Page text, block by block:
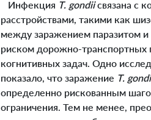
Инфекция T. gondiiсвязана с
расстройствами, такими как
между заражением паразитом
риском дорожно-
когнитивных задач. Одно
показало, что заражение T.
определенно рискованным
ограничения. Тем не менее,